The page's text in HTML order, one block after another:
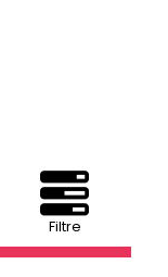
Filtre